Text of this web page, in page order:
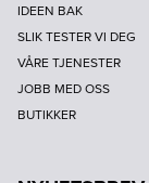
IDEEN BAK
SLIK TESTER VI DEG
VÅRE TJENESTER
JOBB MED OSS
BUTIKKER